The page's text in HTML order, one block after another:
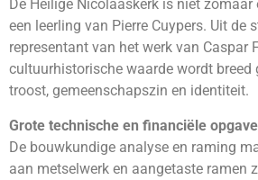
De Heilige Nicolaaskerk is niet
een leerling van Pierre Cuypers. Uit
representant van het werk van Caspar
cultuurhistorische waarde wordt
troost, gemeenschapszin en identiteit.
Grote technische en financiële opgave
De bouwkundige analyse en raming
aan metselwerk en aangetaste ramen